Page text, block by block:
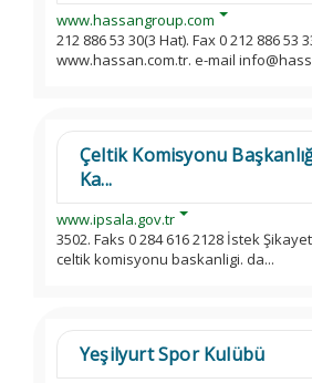
www.hassangroup.com
212 886 53 30(3 Hat). Fax 0 212 886 53
www.hassan.com.tr. e-mail
Çeltik Komisyonu
Ka...
www.ipsala.gov.tr
3502. Faks 0 284 616 2128 İstek
celtik komisyonu baskanligi. da...
Yeşilyurt Spor Kulübü